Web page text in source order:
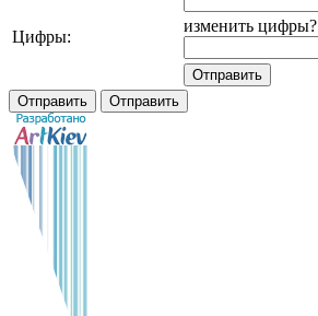
Цифры:
изменить цифры?